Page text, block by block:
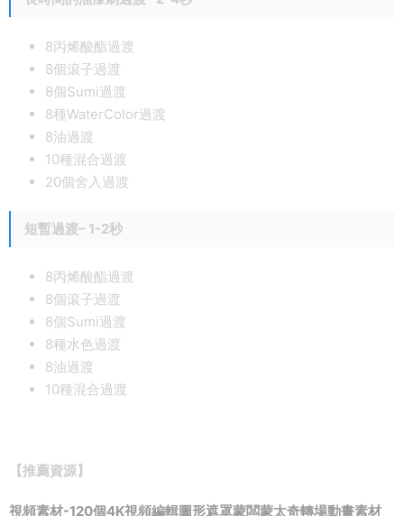
8丙烯酸酯過渡
8個滾子過渡
8個Sumi過渡
8種WaterColor過渡
8油過渡
10種混合過渡
20個舍入過渡
短暫過渡– 1-2秒
8丙烯酸酯過渡
8個滾子過渡
8個Sumi過渡
8種水色過渡
8油過渡
10種混合過渡
【推薦資源】
視頻素材-120個4K視頻編輯圖形遮罩蒙闆蒙太奇轉場動畫素材